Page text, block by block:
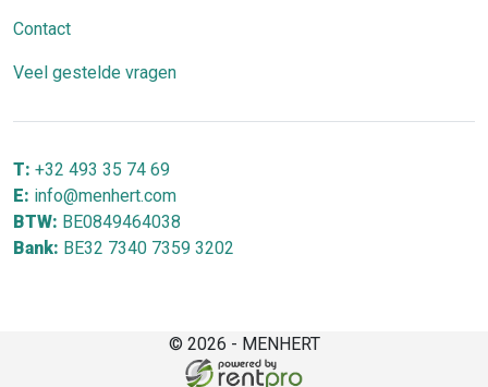
Contact
Veel gestelde vragen
T: +32 493 35 74 69
E: info@menhert.com
BTW: BE0849464038
Bank: BE32 7340 7359 3202
© 2026 - MENHERT